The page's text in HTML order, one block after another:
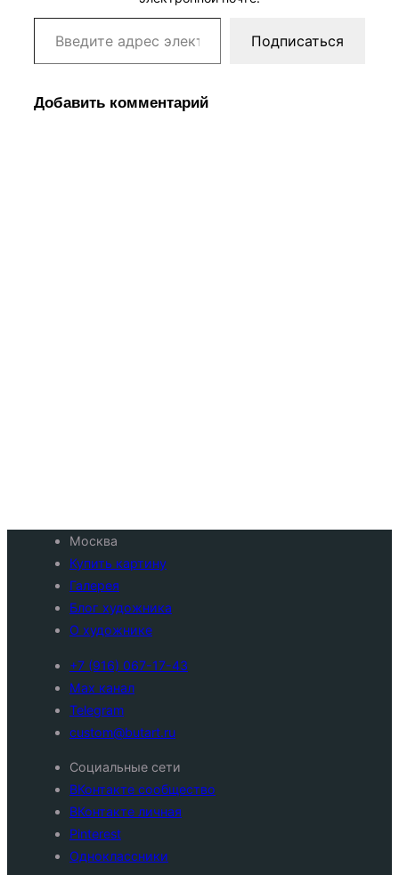
Введите адрес электронной почты…
Подписаться
Добавить комментарий
Москва
Купить картину
Галерея
Блог художника
О художнике
+7 (916) 067-17-43
Max канал
Telegram
custom@butart.ru
Социальные сети
ВКонтакте сообщество
ВКонтакте личная
Pinterest
Одноклассники